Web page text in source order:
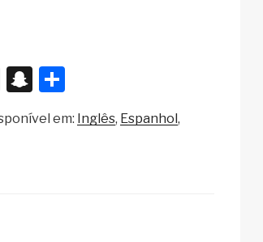
X
S
a
ar
em: Inglês Espanhol